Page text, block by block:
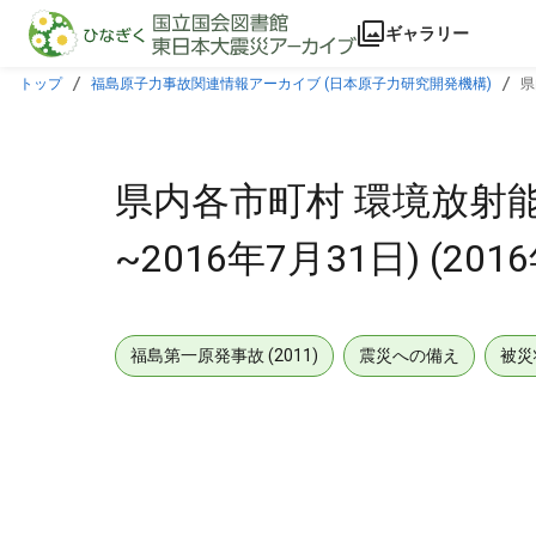
本文に飛ぶ
ギャラリー
トップ 福島原子力事故関連情報アーカイブ (日本原子力研究開発機構)
県内各市町村 環境放射
~2016年7月31日)
福島第一原発事故 (2011) 震災への備え 被災